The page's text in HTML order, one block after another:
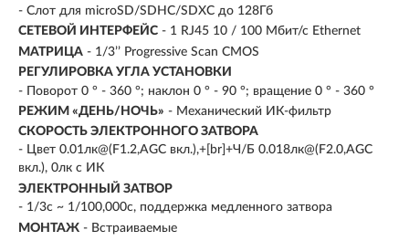
- Слот для microSD/SDHC/SDXC до 128Гб
СЕТЕВОЙ ИНТЕРФЕЙС - 1 RJ45 10 / 100 Мбит/с Ethernet
МАТРИЦА - 1/3’’ Progressive Scan CMOS
РЕГУЛИРОВКА УГЛА УСТАНОВКИ
- Поворот 0 ° - 360 °; наклон 0 ° - 90 °; вращение 0 ° - 360 °
РЕЖИМ «ДЕНЬ/НОЧЬ» - Механический ИК-фильтр
СКОРОСТЬ ЭЛЕКТРОННОГО ЗАТВОРА
- Цвет 0.01лк@(F1.2,AGC вкл.),+[br]+Ч/Б 0.018лк@(F2.0,AGC
вкл.), 0лк с ИК
ЭЛЕКТРОННЫЙ ЗАТВОР
- 1/3с ~ 1/100,000с, поддержка медленного затвора
МОНТАЖ - Встраиваемые